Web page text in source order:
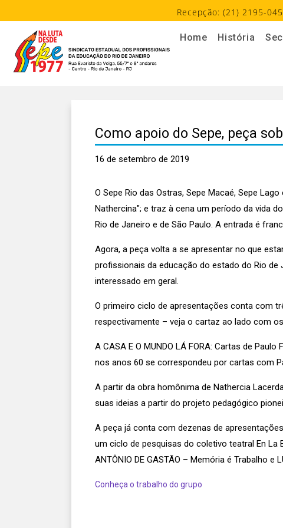
Recepção: (21) 2195-
Home História
Como apoio do Sepe, peça
16 de setembro de 2019
O Sepe Rio das Ostras, Sepe Macaé, Sepe
Nathercina"; e traz à cena um período da vida
Rio de Janeiro e de São Paulo. A entrada é
Agora, a peça volta a se apresentar no que
profissionais da educação do estado do Rio
interessado em geral.
O primeiro ciclo de apresentações conta com
respectivamente – veja o cartaz ao lado com
A CASA E O MUNDO LÁ FORA: Cartas de
nos anos 60 se correspondeu por cartas com
A partir da obra homônima de Nathercia
suas ideias a partir do projeto pedagógico
A peça já conta com dezenas de
um ciclo de pesquisas do coletivo teatral En
ANTÔNIO DE GASTÃO – Memória é Trabalho e
Conheça o trabalho do grupo